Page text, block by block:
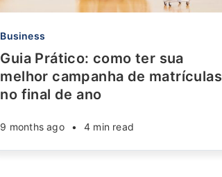
Business
Guia Prático: como ter sua
melhor campanha de matrículas
no final de ano
9 months ago • 4 min read